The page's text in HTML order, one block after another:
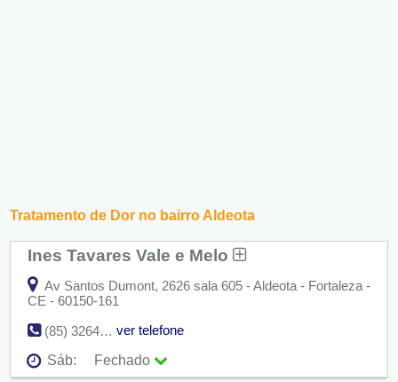
Tratamento de Dor no bairro Aldeota
Ines Tavares Vale e Melo
Av Santos Dumont, 2626 sala 605 - Aldeota - Fortaleza -
CE - 60150-161
(85) 3264-2156
ver telefone
Sáb:
Fechado